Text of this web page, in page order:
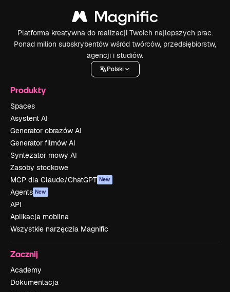
Platforma kreatywna do realizacji Twoich najlepszych prac.
Ponad milion subskrybentów wśród twórców, przedsiębiorstw,
agencji i studiów.
Polski
Produkty
Spaces
Asystent AI
Generator obrazów AI
Generator filmów AI
Syntezator mowy AI
Zasoby stockowe
MCP dla Claude/ChatGPT New
Agents New
API
Aplikacja mobilna
Wszystkie narzędzia Magnific
Zacznij
Academy
Dokumentacja